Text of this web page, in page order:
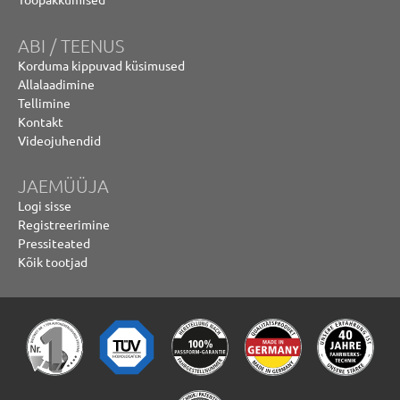
ABI / TEENUS
Korduma kippuvad küsimused
Allalaadimine
Tellimine
Kontakt
Videojuhendid
JAEMÜÜJA
Logi sisse
Registreerimine
Pressiteated
Kõik tootjad